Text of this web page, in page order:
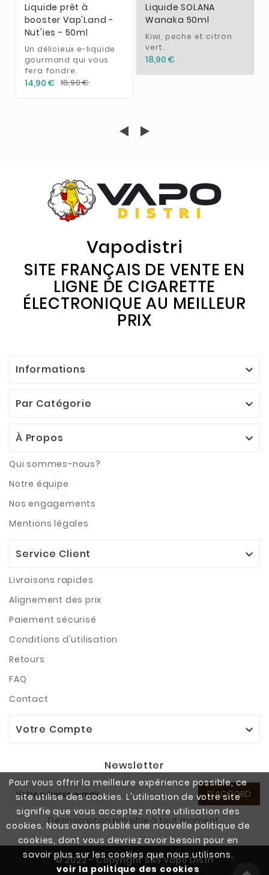
Pour vous offrir la meilleure expérience possible, ce
site utilise des cookies. L'utilisation de votre site
signifie que vous acceptez notre utilisation des
cookies. Nous avons publié une nouvelle politique de
cookies, dont vous devriez avoir besoin pour en
savoir plus sur les cookies que nous utilisons.
voir la politique des cookies
Liquide prêt à
booster Vap'Land -
Nut'ies - 50ml
Un délicieux e-liquide
gourmand qui vous
fera fondre.
14,90 € 18,90 €
Liquide SOLANA
Wanaka 50ml
Kiwi, peche et citron
vert.
18,90 €
Vapodistri
SITE FRANÇAIS DE VENTE EN
LIGNE DE CIGARETTE
ÉLECTRONIQUE AU MEILLEUR
PRIX
Informations 
Par Catégorie 
À Propos 
Qui sommes-nous?
Notre équipe
Nos engagements
Mentions légales
Service Client 
Livraisons rapides
Alignement des prix
Paiement sécurisé
Conditions d'utilisation
Retours
FAQ
Contact
Votre Compte 
Newsletter
D'ACCORD
Désinscription possible à tout moment.
© 2022 - Copyright SAS Vapo Distri